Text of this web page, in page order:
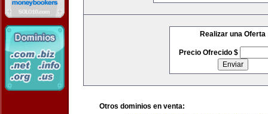
Realizar una Oferta
Precio Ofrecido $
Otros dominios en venta: